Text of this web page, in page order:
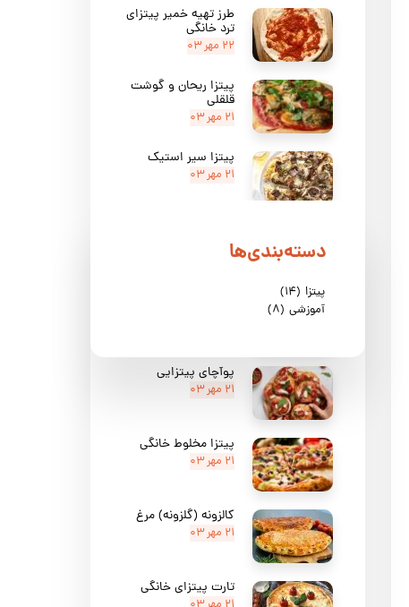
طرز تهیه خمیر پیتزای
ترد خانگی
۲۲ مهر ۰۳
پیتزا ریحان و گوشت
قلقلی
۲۱ مهر ۰۳
پیتزا سیر استیک
۲۱ مهر ۰۳
۲۱ مهر ۰۳
پوآچای پیتزایی
۲۱ مهر ۰۳
پیتزا مخلوط خانگی
۲۱ مهر ۰۳
کالزونه (گلزونه) مرغ
۲۱ مهر ۰۳
تارت پیتزای خانگی
دسته‌بندی‌ها
پیتزا (۱۴)
آموزشی (۸)